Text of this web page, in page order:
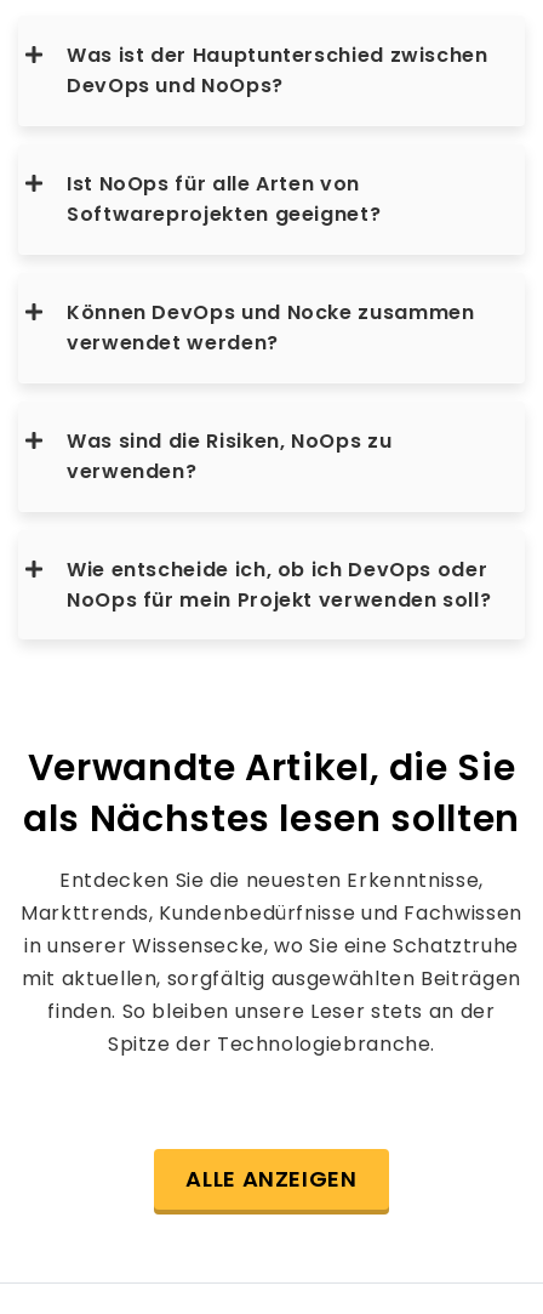
Was ist der Hauptunterschied zwischen
DevOps und NoOps?
Ist NoOps für alle Arten von
Softwareprojekten geeignet?
Können DevOps und Nocke zusammen
verwendet werden?
Was sind die Risiken, NoOps zu
verwenden?
Wie entscheide ich, ob ich DevOps oder
NoOps für mein Projekt verwenden soll?
Verwandte Artikel, die Sie
als Nächstes lesen sollten
Entdecken Sie die neuesten Erkenntnisse,
Markttrends, Kundenbedürfnisse und Fachwissen
in unserer Wissensecke, wo Sie eine Schatztruhe
mit aktuellen, sorgfältig ausgewählten Beiträgen
finden. So bleiben unsere Leser stets an der
Spitze der Technologiebranche.
ALLE ANZEIGEN